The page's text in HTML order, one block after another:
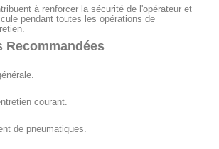
à renforcer la sécurité de l'opérateur et
pendant toutes les opérations de
Recommandées
courant.
de pneumatiques.